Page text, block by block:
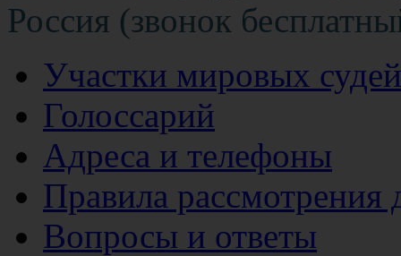
Россия (звонок
Участки мировых судей
Голоссарий
Адреса и телефоны
Правила рассмотрения
Вопросы и ответы